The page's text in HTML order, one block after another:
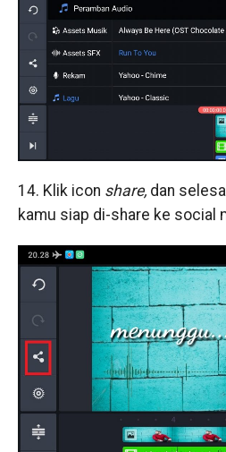
14. Klik icon share,dan
kamu siap di-share ke social